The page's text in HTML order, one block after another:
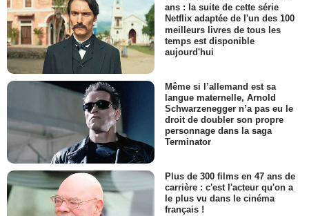
ans : la suite de cette série
Netflix adaptée de l'un des 100
meilleurs livres de tous les
temps est disponible
aujourd'hui
Même si l’allemand est sa
langue maternelle, Arnold
Schwarzenegger n’a pas eu le
droit de doubler son propre
personnage dans la saga
Terminator
Plus de 300 films en 47 ans de
carrière : c'est l'acteur qu'on a
le plus vu dans le cinéma
français !